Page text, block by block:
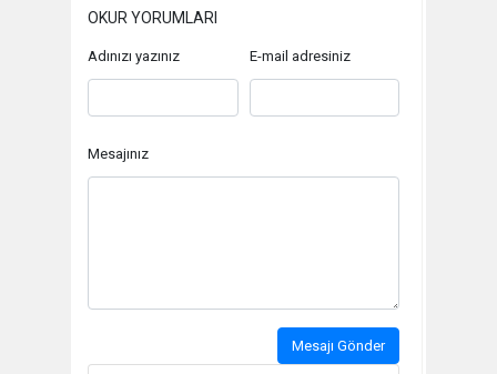
OKUR YORUMLARI
Adınızı yazınız E-mail adresiniz
Mesajınız
Mesajı Gönder